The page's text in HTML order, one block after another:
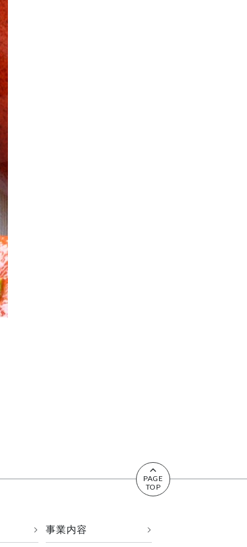
^
PAGE
TOP
› 事業内容 ›